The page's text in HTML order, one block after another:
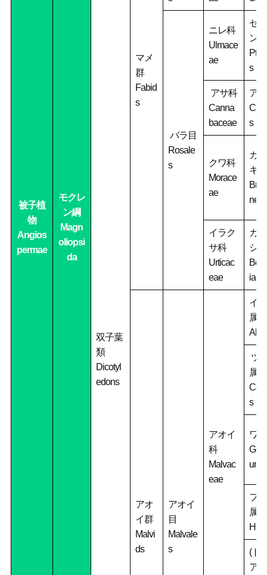
被子植
物
Angios
permae
モクレ
ン綱
Magn
oliopsi
da
双子葉
類
Dicotyl
edons
マメ
群
Fabid
s
バラ目
Rosale
s
ニレ科
Ulmace
ae
セ
ン属
s
アサ科
Canna
baceae
ア
s
クワ科
Morace
ae
カ
キ属
netia
イラク
サ科
Urticac
eae
カ
シ属
ia
アオ
イ群
Malvi
ds
アオイ
目
Malvale
s
アオイ
科
Malvac
eae
イ
属
ツ
属
s
ワ
um
フ
属
(ト
ア